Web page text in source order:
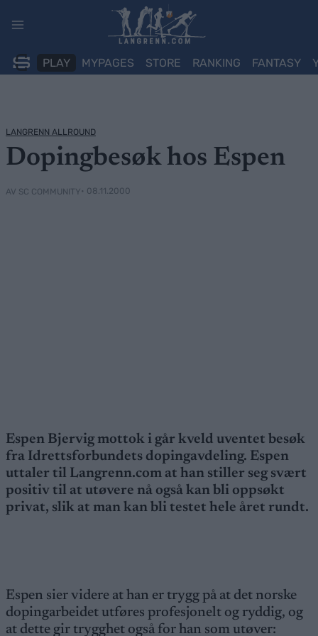
PLAY MYPAGES STORE RANKING FANTASY
LANGRENN ALLROUND
Dopingbesøk hos Espen
AV SC COMMUNITY• 08.11.2000
Espen Bjervig mottok i går kveld uventet besøk
fra Idrettsforbundets dopingavdeling. Espen
uttaler til Langrenn.com at han stiller seg svært
positiv til at utøvere nå også kan bli oppsøkt
privat, slik at man kan bli testet hele året rundt.
Espen sier videre at han er trygg på at det norske
dopingarbeidet utføres profesjonelt og ryddig, og
at dette gir trygghet også for han som utøver: